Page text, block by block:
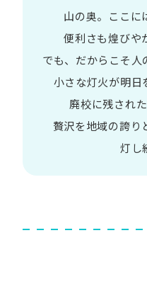
山の​奥。​ここに
便利さも煌びや
でも、​だから​こそ 人
小さな​灯火が​明日
廃校に​残され
贅沢を地域の​誇り
灯し